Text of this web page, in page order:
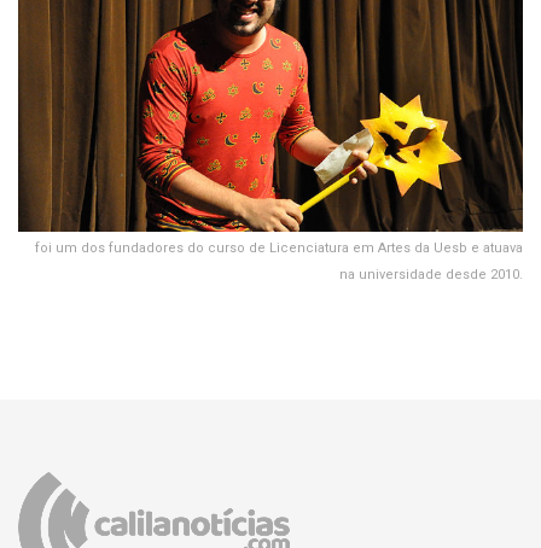
foi um dos fundadores do curso de Licenciatura em Artes da Uesb e atuava
na universidade desde 2010.